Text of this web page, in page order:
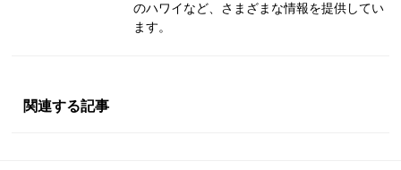
のハワイなど、さまざまな情報を提供してい
ます。
関連する記事